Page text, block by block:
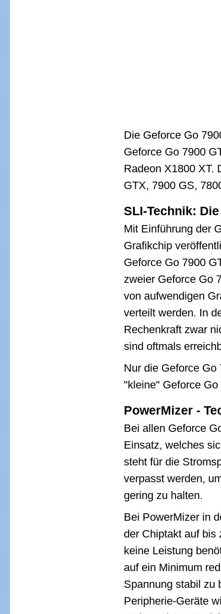
Die Geforce Go
Geforce Go 7900
Radeon X1800 XT.
GTX, 7900 GS,
SLI-Technik:
Mit Einführung der
Grafikchip
Geforce Go 7900
zweier Geforce Go
von aufwendigen
verteilt werden. In
Rechenkraft zwar
sind oftmals
Nur die Geforce Go
"kleine" Geforce
PowerMizer -
Bei allen Geforce
Einsatz, welches
steht für die
verpasst werden,
gering zu halten.
Bei PowerMizer in
der Chiptakt auf bis
keine Leistung
auf ein Minimum
Spannung stabil zu
Peripherie-Geräte